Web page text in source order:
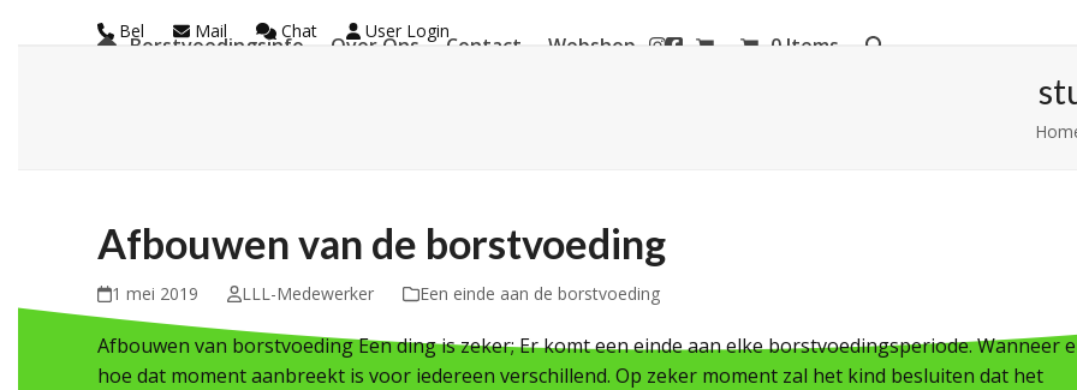
Bel Mail Chat User Login
Borstvoedingsinfo Over Ons Contact Webshop 0 Items
Afbouwen van de borstvoeding
1 mei 2019 LLL-Medewerker Een einde aan de borstvoeding
Afbouwen van borstvoeding Een ding is zeker; Er komt een einde aan elke borstvoedingsperiode. Wanneer
hoe dat moment aanbreekt is voor iedereen verschillend. Op zeker moment zal het kind besluiten dat het